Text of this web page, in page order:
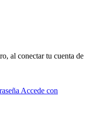
al conectar tu cuenta de
Accede con